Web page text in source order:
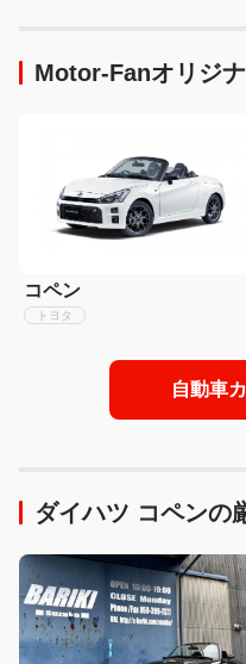
Motor-Fanオリジ
コペン
トヨタ
自動車
ダイハツ コペンの